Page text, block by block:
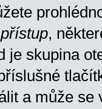
,
je skupina
a může se